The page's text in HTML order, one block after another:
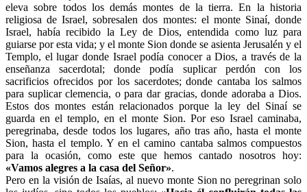
eleva sobre todos los demás montes de la tierra. En la historia
religiosa de Israel, sobresalen dos montes: el monte Sinaí, donde
Israel, había recibido la Ley de Dios, entendida como luz para
guiarse por esta vida; y el monte Sion donde se asienta Jerusalén y el
Templo, el lugar donde Israel podía conocer a Dios, a través de la
enseñanza sacerdotal; donde podía suplicar perdón con los
sacrificios ofrecidos por los sacerdotes; donde cantaba los salmos
para suplicar clemencia, o para dar gracias, donde adoraba a Dios.
Estos dos montes están relacionados porque la ley del Sinaí se
guarda en el templo, en el monte Sion. Por eso Israel caminaba,
peregrinaba, desde todos los lugares, año tras año, hasta el monte
Sion, hasta el templo. Y en el camino cantaba salmos compuestos
para la ocasión, como este que hemos cantado nosotros hoy:
«Vamos alegres a la casa del Señor».
Pero en la visión de Isaías, al nuevo monte Sion no peregrinan solo